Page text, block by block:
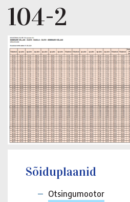
104-2
Sõiduplaanid
Otsingumootor